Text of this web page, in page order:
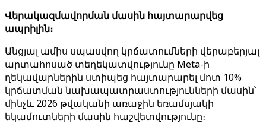
Վերակազմավորման մասին հայտարարվեց
ապրիլին։
Անցյալ ամիս սպասվող կրճատումների վերաբերյալ
արտահոսած տեղեկատվությունը Meta-ի
ղեկավարներին ստիպեց հայտարարել մոտ 10%
կրճատման նախապատրաստությունների մասին՝
մինչև 2026 թվականի առաջին եռամսյակի
եկամուտների մասին հաշվետվությունը։